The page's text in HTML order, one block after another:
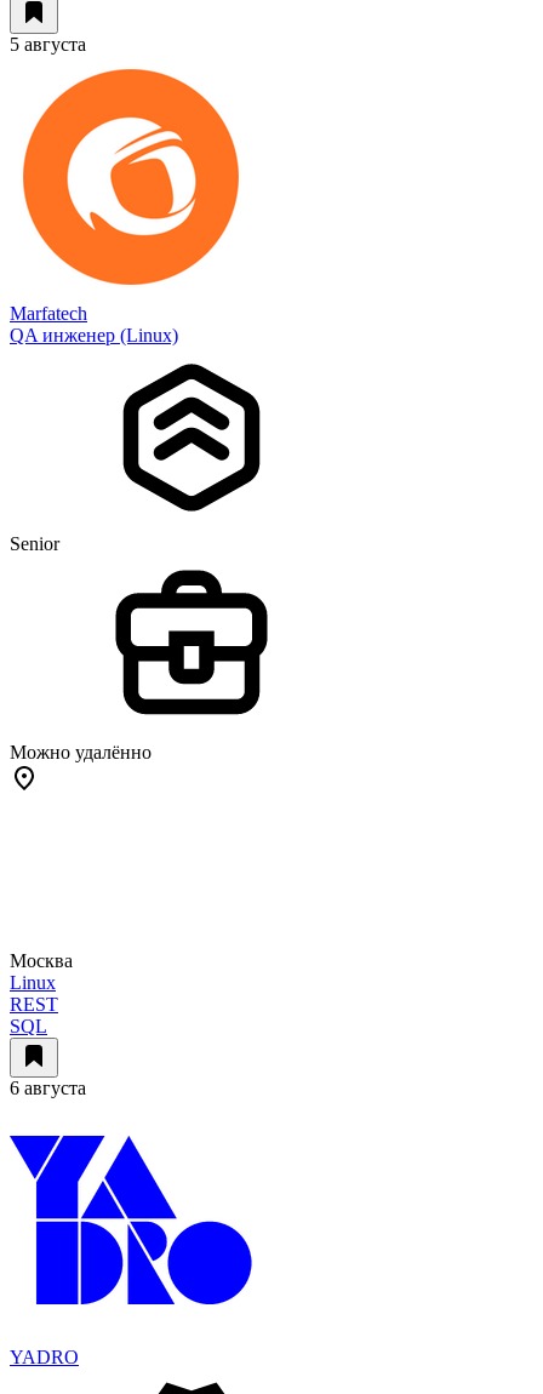
5 августа
Marfatech
QA инженер (Linux)
Senior
Можно удалённо
Москва
Linux
REST
SQL
6 августа
YADRO